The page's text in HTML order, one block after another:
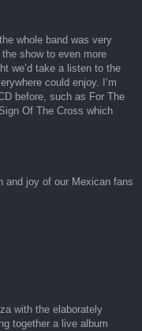
whole band was very
show to even more
we’d take a listen to the
could enjoy. I’m
before, such as For The
Of The Cross which
and joy of our Mexican fans
with the elaborately
together a live album